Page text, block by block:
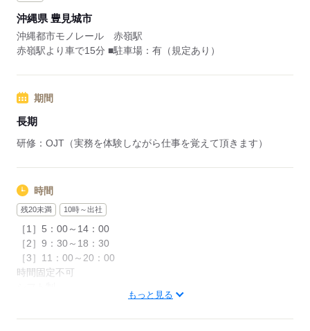
沖縄県 豊見城市
沖縄都市モノレール 赤嶺駅
赤嶺駅より車で15分 ■駐車場：有（規定あり）
期間
長期
研修：OJT（実務を体験しながら仕事を覚えて頂きます）
時間
残20未満 10時～出社
［1］5：00～14：00
［2］9：30～18：30
［3］11：00～20：00
時間固定不可
■残業は月に平均10時間程度、ほぼありません！
もっと見る